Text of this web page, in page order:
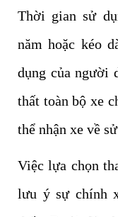
Thời gian sử
năm hoặc kéo
dụng của người
thất toàn bộ xe
thể nhận xe về
Việc lựa chọn
lưu ý sự chính